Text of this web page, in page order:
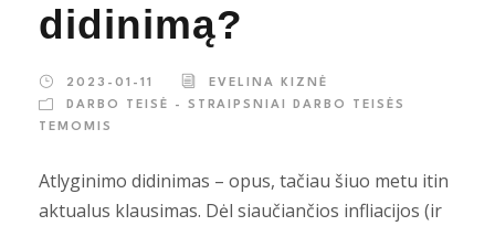
didinimą?
2023-01-11
EVELINA KIZNĖ
DARBO TEISĖ - STRAIPSNIAI DARBO TEISĖS
TEMOMIS
Atlyginimo didinimas – opus, tačiau šiuo metu itin
aktualus klausimas. Dėl siaučiančios infliacijos (ir